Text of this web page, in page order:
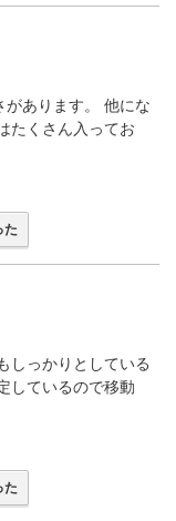
あります。 他にな
たくさん入ってお
た
しっかりとしている
しているので移動
た